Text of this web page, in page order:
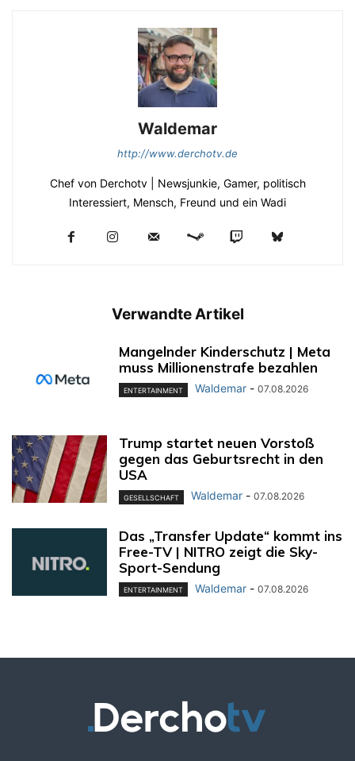
Waldemar
http://www.derchotv.de
Chef von Derchotv | Newsjunkie, Gamer, politisch
Interessiert, Mensch, Freund und ein Wadi
Verwandte Artikel
Mangelnder Kinderschutz | Meta
muss Millionenstrafe bezahlen
ENTERTAINMENT Waldemar - 07.08.2026
Trump startet neuen Vorstoß
gegen das Geburtsrecht in den
USA
GESELLSCHAFT Waldemar - 07.08.2026
Das „Transfer Update“ kommt ins
Free-TV | NITRO zeigt die Sky-
Sport-Sendung
ENTERTAINMENT Waldemar - 07.08.2026